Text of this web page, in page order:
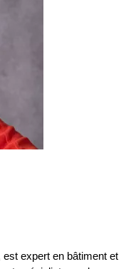
est expert en bâtiment et